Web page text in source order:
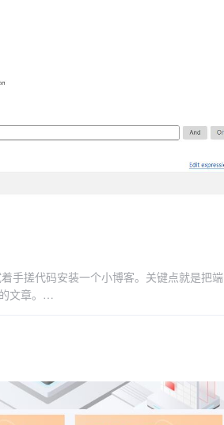
访问程序会自动进入休眠状态，需要通过网
explorehttps://memos-
手搓代码安装一个小博客。关键点就是把端
章。
-1sLf
keyrings/caddy-stable-archive-
php-fpm php-curl php-gd php-mbstring
是php7.4编辑vim